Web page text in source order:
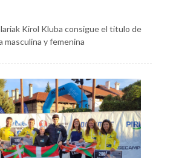
Kirol Kluba consigue el titulo de
masculina y femenina